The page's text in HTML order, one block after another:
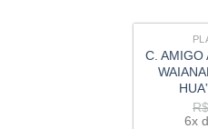
C. AMIGO
R$
6x